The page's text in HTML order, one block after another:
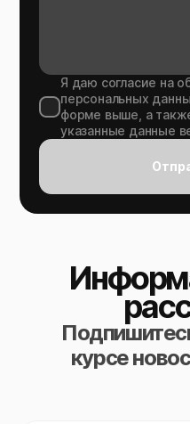
Я даю согласие на
персональных
форме выше, а
указанные данные
курсе